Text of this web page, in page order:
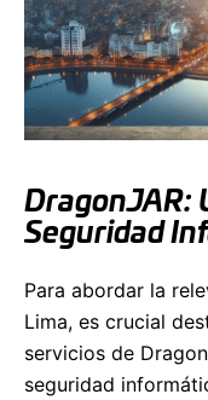
DragonJAR:
Seguridad
Para abordar la
Lima, es crucial
servicios de
seguridad